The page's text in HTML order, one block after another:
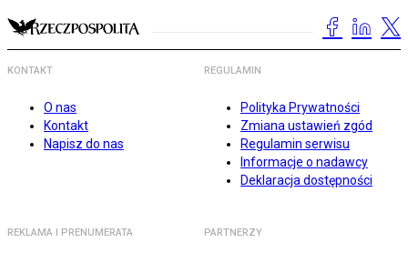
KONTAKT
O nas
Kontakt
Napisz do nas
REGULAMIN
Polityka Prywatności
Zmiana ustawień zgód
Regulamin serwisu
Informacje o nadawcy
Deklaracja dostępności
REKLAMA I PRENUMERATA PARTNERZY